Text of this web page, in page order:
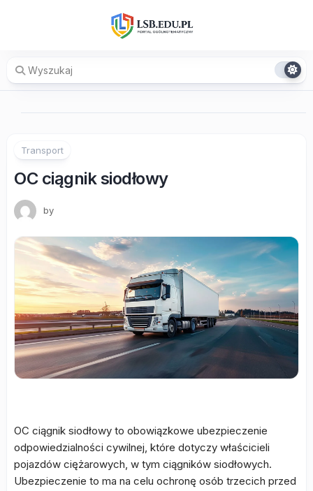
Transport
OC ciągnik siodłowy
by
OC ciągnik siodłowy to obowiązkowe ubezpieczenie
odpowiedzialności cywilnej, które dotyczy właścicieli
pojazdów ciężarowych, w tym ciągników siodłowych.
Ubezpieczenie to ma na celu ochronę osób trzecich przed